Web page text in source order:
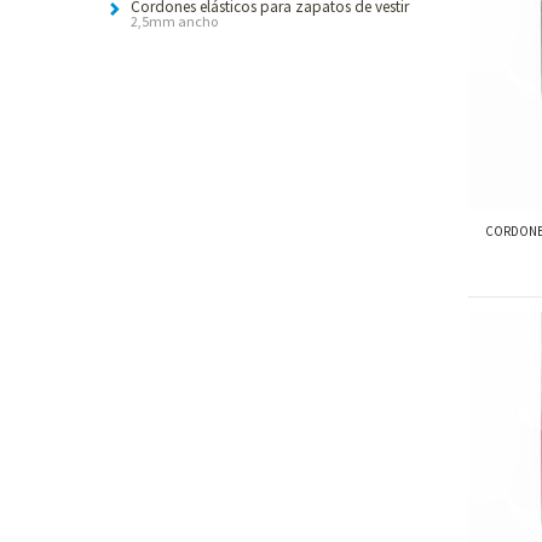
Cordones elásticos para zapatos de vestir
2,5mm ancho